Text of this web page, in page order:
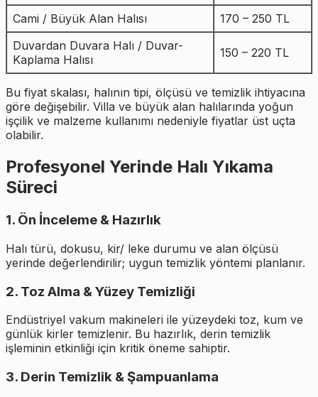
Cami / Büyük Alan Halısı
170 – 250 TL
Duvardan Duvara Halı / Duvar-
Kaplama Halısı
150 – 220 TL
Bu fiyat skalası, halının tipi, ölçüsü ve temizlik ihtiyacına
göre değişebilir. Villa ve büyük alan halılarında yoğun
işçilik ve malzeme kullanımı nedeniyle fiyatlar üst uçta
olabilir.
Profesyonel Yerinde Halı Yıkama
Süreci
1. Ön İnceleme & Hazırlık
Halı türü, dokusu, kir/ leke durumu ve alan ölçüsü
yerinde değerlendirilir; uygun temizlik yöntemi planlanır.
2. Toz Alma & Yüzey Temizliği
Endüstriyel vakum makineleri ile yüzeydeki toz, kum ve
günlük kirler temizlenir. Bu hazırlık, derin temizlik
işleminin etkinliği için kritik öneme sahiptir.
3. Derin Temizlik & Şampuanlama